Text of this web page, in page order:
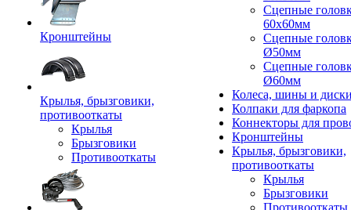
Кронштейны
Крылья, брызговики,
противооткаты
Крылья
Брызговики
Противооткаты
Сцепные
60x60мм
Сцепные
Ø50мм
Сцепные
Ø60мм
Колеса, шины и
Колпаки для фаркопа
Коннекторы для
Кронштейны
Крылья, брызговики,
противооткаты
Крылья
Брызговики
Противооткаты